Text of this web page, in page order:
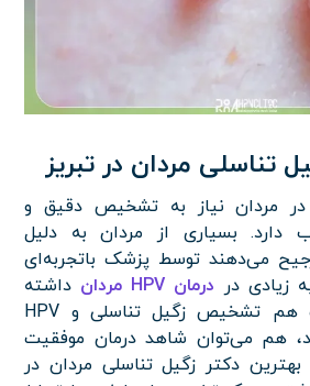
تناسلی مردان در تبریز
در مردان نیاز به تشخیص دقیق و
دارد. بسیاری از مردان به دلیل
می‌دهند توسط پزشک باتجربه‌ای
زیادی در درمان HPV مردان
داشته
باشد. در این صورت هم تشخیص زگیل تناسلی و HPV
هم می‌توان شاهد درمان موفقیت
بهترین دکتر زگیل تناسلی مردان در